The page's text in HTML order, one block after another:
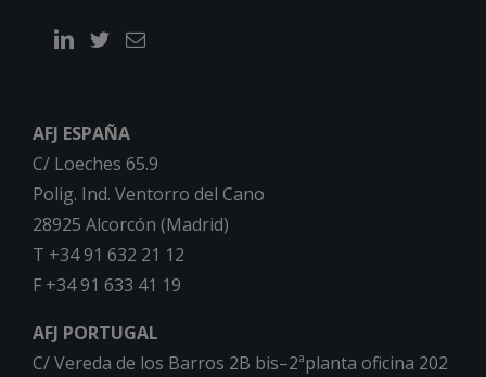
AFJ ESPAÑA
C/ Loeches 65.9
Polig. Ind. Ventorro del Cano
28925 Alcorcón (Madrid)
T +34 91 632 21 12
F +34 91 633 41 19
AFJ PORTUGAL
C/ Vereda de los Barros 2B bis–2ªplanta oficina 202